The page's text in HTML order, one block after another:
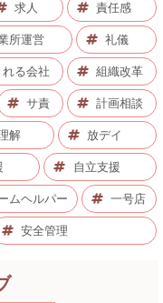
求人 責任感
所運営 礼儀
る会社 組織改革
サ責 計画相談
解 放デイ
自立支援
ムヘルパー 一号店
安全管理